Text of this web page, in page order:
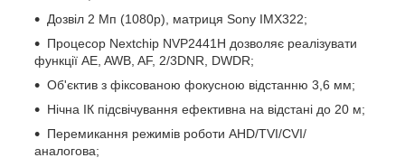
Дозвіл 2 Мп (1080p), матриця Sony IMX322;
Процесор Nextchip NVP2441H дозволяє реалізувати
функції AE, AWB, AF, 2/3DNR, DWDR;
Об'єктив з фіксованою фокусною відстанню 3,6 мм;
Нічна ІК підсвічування ефективна на відстані до 20 м;
Перемикання режимів роботи AHD/TVI/CVI/
аналогова;